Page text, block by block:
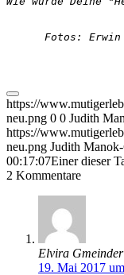
Fotos:
https://
neu.png 0 0 Judith
https://
neu.png Judith
00:17:07Einer dieser
2 Kommentare
Elvira Gmeinder
19. Mai 2017